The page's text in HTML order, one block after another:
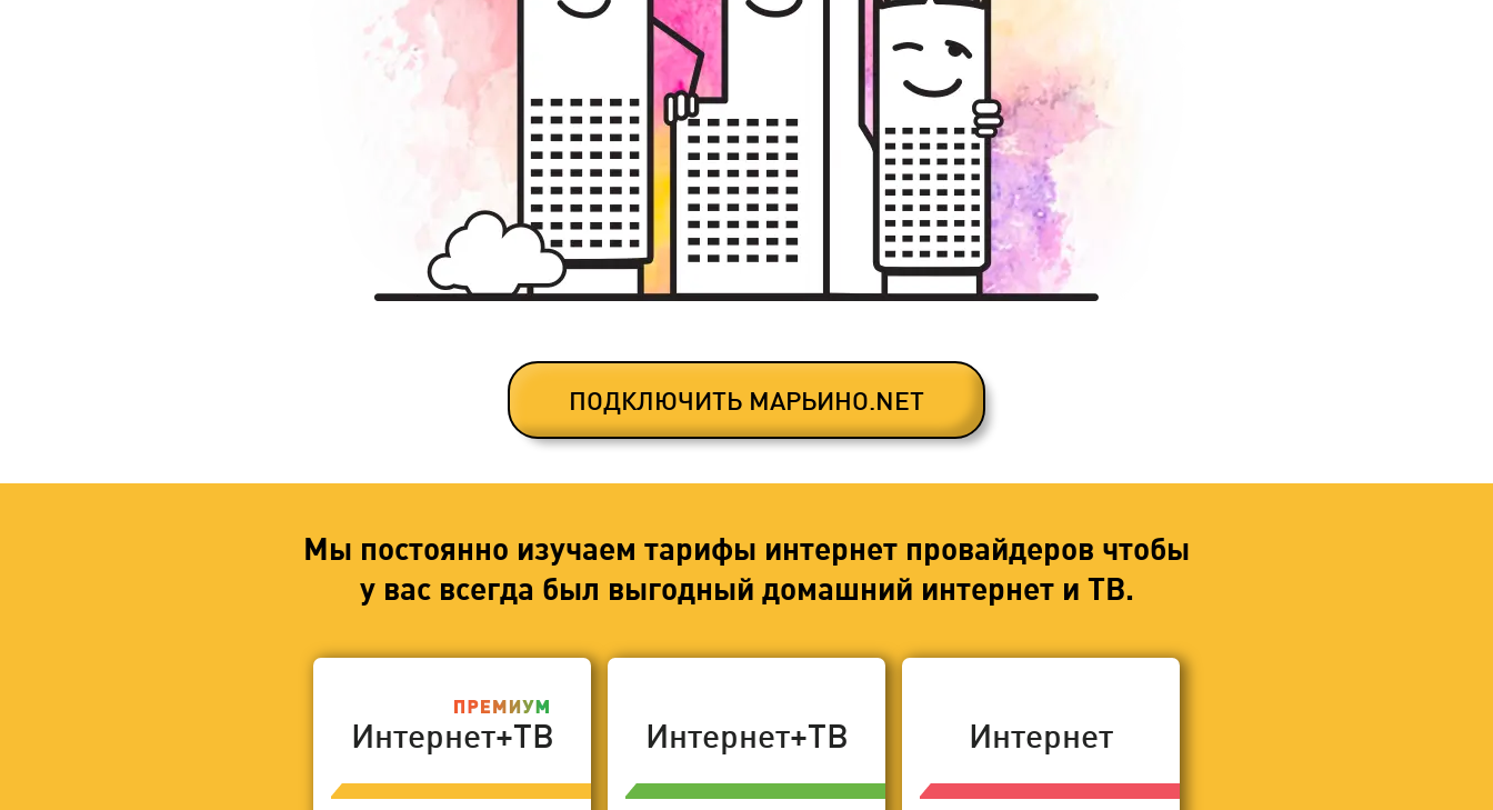
ПОДКЛЮЧИТЬ МАРЬИНО.NET
Мы постоянно изучаем тарифы интернет провайдеров чтобы
у вас всегда был выгодный домашний интернет и ТВ.
Интернет+ТВ Интернет+ТВ Интернет